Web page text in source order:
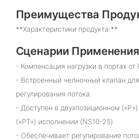
Преимущества
**Характеристики продукта:**
Сценарии Применения
- Компенсация нагрузки в портах от
- Встроенный челночный клапан
регулирования потока.
- Доступен в двухпозиционном
(«PT») исполнении (NS10-25)
- Обеспечивает регулирование